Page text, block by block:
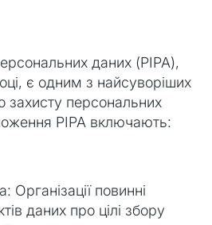
даних (PIPA),
є одним з найсуворіших
захисту персональних
PIPA включають:
Організації повинні
даних про цілі збору